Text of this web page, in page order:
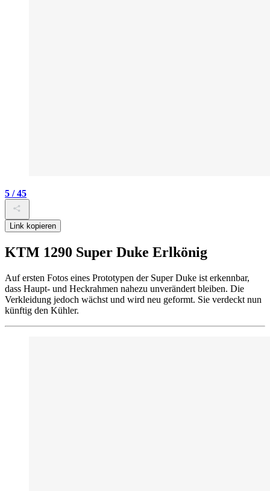
5 / 45
Link kopieren
KTM 1290 Super Duke Erlkönig
Auf ersten Fotos eines Prototypen der Super Duke ist erkennbar,
dass Haupt- und Heckrahmen nahezu unverändert bleiben. Die
Verkleidung jedoch wächst und wird neu geformt. Sie verdeckt nun
künftig den Kühler.